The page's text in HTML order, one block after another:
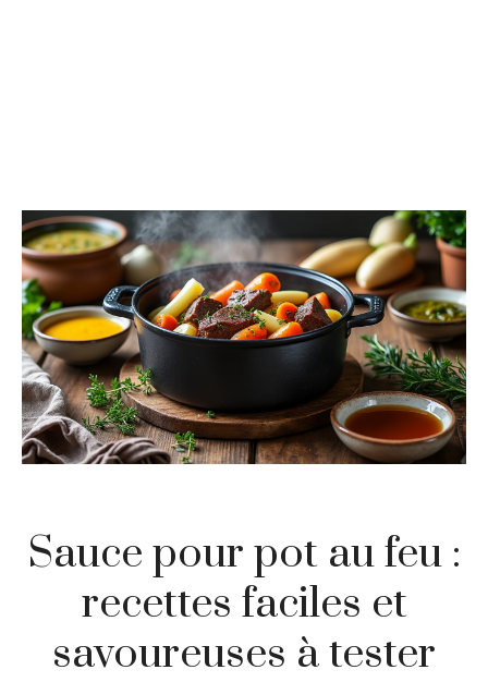
Sauce pour pot au feu :
recettes faciles et
savoureuses à tester